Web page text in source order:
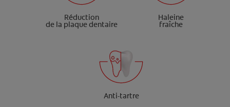
Réduction
de la plaque dentaire
Haleine
fraîche
Anti-tartre